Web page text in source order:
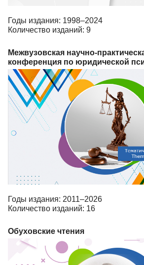
Годы издания: 1998–2024
Количество изданий: 9
Межвузовская научно-
конференция по юридической
Годы издания: 2011–2026
Количество изданий: 16
Обуховские чтения